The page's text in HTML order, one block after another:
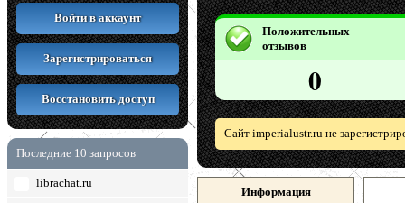
Войти в аккаунт
Зарегистрироваться
Восстановить доступ
Последние 10 запросов
librachat.ru
Положительных
отзывов
0
Сайт imperialustr.ru не
Информация